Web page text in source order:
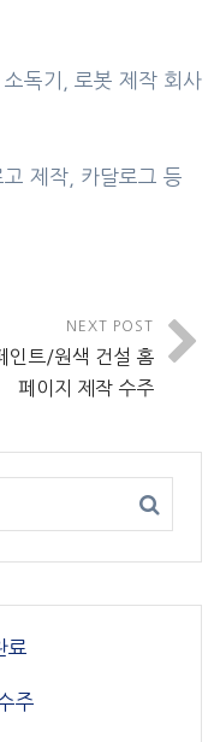
독기, 로봇 제작 회사
제작, 카달로그 등
NEXT POST
인트/원색 건설 홈
페이지 제작 수주
료
주